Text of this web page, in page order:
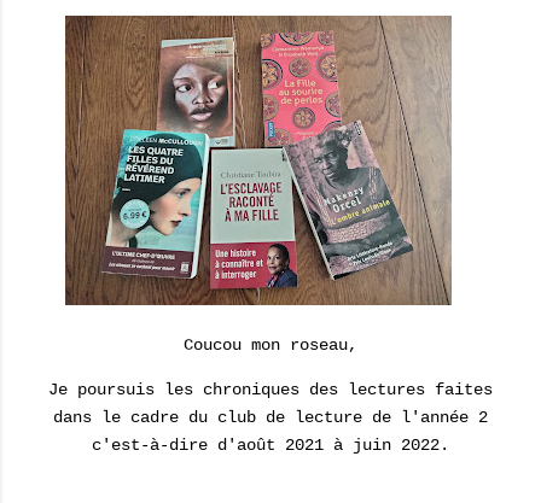
Coucou mon roseau,
Je poursuis les chroniques des lectures faites
dans le cadre du club de lecture de l'année 2
c'est-à-dire d'août 2021 à juin 2022.